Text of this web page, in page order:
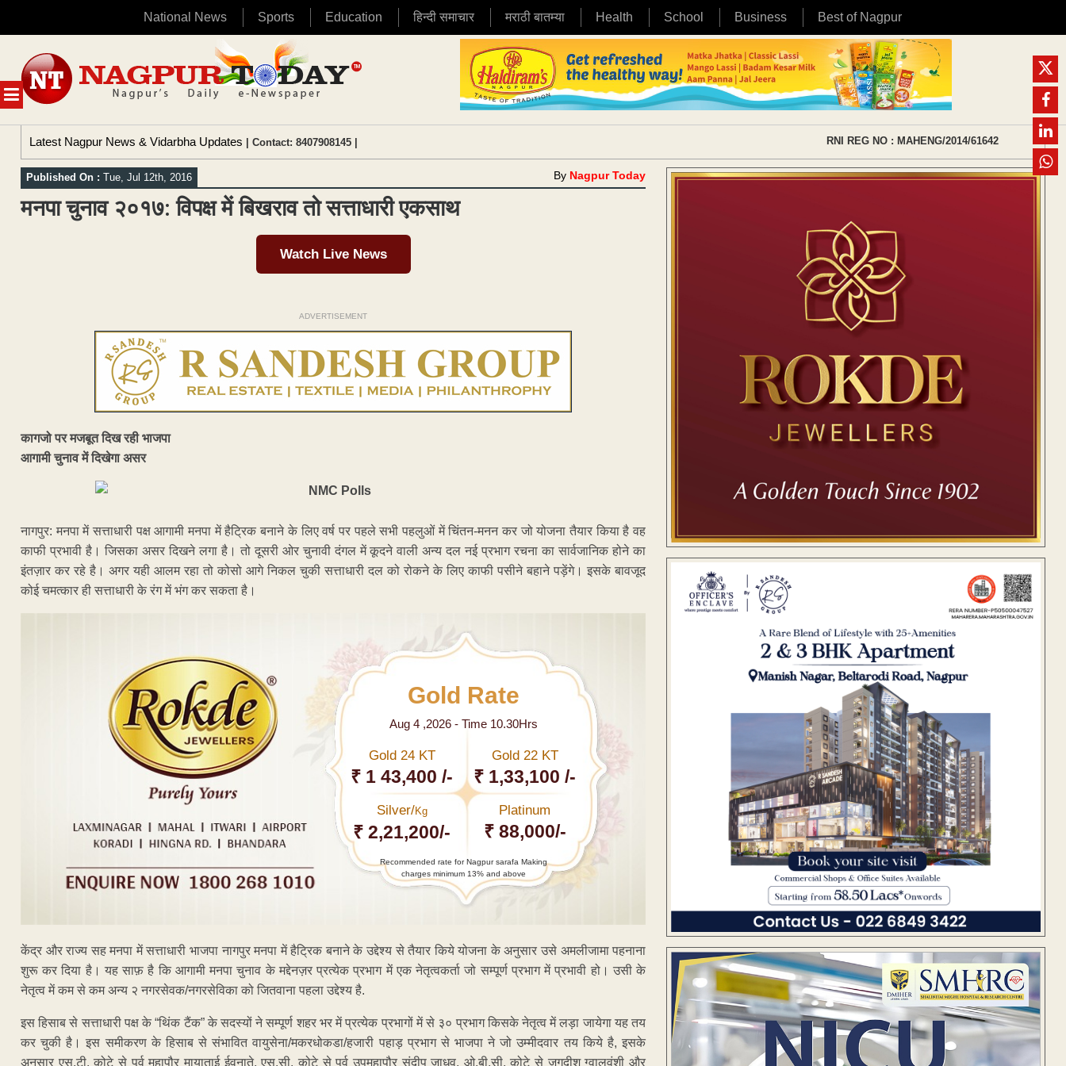
National News Sports Education हिन्दी समाचार मराठी बातम्या Health School Business Best of Nagpur
MENU
content
Latest Nagpur News & Vidarbha Updates | Contact: 8407908145 | RNI REG NO : MAHENG/2014/61642
Published On : Tue, Jul 12th, 2016 By Nagpur Today
मनपा चुनाव २०१७: विपक्ष में बिखराव तो सत्ताधारी एकसाथ
Watch Live News
ADVERTISEMENT
कागजो पर मजबूत दिख रही भाजपा
आगामी चुनाव में दिखेगा असर
नागपुर: मनपा में सत्ताधारी पक्ष आगामी मनपा में हैट्रिक बनाने के लिए वर्ष पर पहले सभी पहलुओं में चिंतन-मनन कर जो योजना तैयार किया है वह
काफी प्रभावी है। जिसका असर दिखने लगा है। तो दूसरी ओर चुनावी दंगल में कूदने वाली अन्य दल नई प्रभाग रचना का सार्वजानिक होने का
इंतज़ार कर रहे है। अगर यही आलम रहा तो कोसो आगे निकल चुकी सत्ताधारी दल को रोकने के लिए काफी पसीने बहाने पड़ेंगे। इसके बावजूद
कोई चमत्कार ही सत्ताधारी के रंग में भंग कर सकता है।
Gold Rate
Aug 4 ,2026 - Time 10.30Hrs
Gold 24 KT
₹ 1 43,400 /-
Gold 22 KT
₹ 1,33,100 /-
Silver/Kg
₹ 2,21,200/-
Platinum
₹ 88,000/-
Recommended rate for Nagpur sarafa Making
charges minimum 13% and above
केंद्र और राज्य सह मनपा में सत्ताधारी भाजपा नागपुर मनपा में हैट्रिक बनाने के उद्देश्य से तैयार किये योजना के अनुसार उसे अमलीजामा पहनाना
शुरू कर दिया है। यह साफ़ है कि आगामी मनपा चुनाव के मद्देनज़र प्रत्येक प्रभाग में एक नेतृत्वकर्ता जो सम्पूर्ण प्रभाग में प्रभावी हो। उसी के
नेतृत्व में कम से कम अन्य २ नगरसेवक/नगरसेविका को जितवाना पहला उद्देश्य है.
इस हिसाब से सत्ताधारी पक्ष के “थिंक टैंक” के सदस्यों ने सम्पूर्ण शहर भर में प्रत्येक प्रभागों में से ३० प्रभाग किसके नेतृत्व में लड़ा जायेगा यह तय
कर चुकी है। इस समीकरण के हिसाब से संभावित वायुसेना/मकरधोकडा/हजारी पहाड़ प्रभाग से भाजपा ने जो उम्मीदवार तय किये है, इसके
अनुसार एस.टी. कोटे से पूर्व महापौर मायाताई ईवनाते, एस.सी. कोटे से पूर्व उपमहापौर संदीप जाधव, ओ.बी.सी. कोटे से जगदीश ग्वालवंशी और